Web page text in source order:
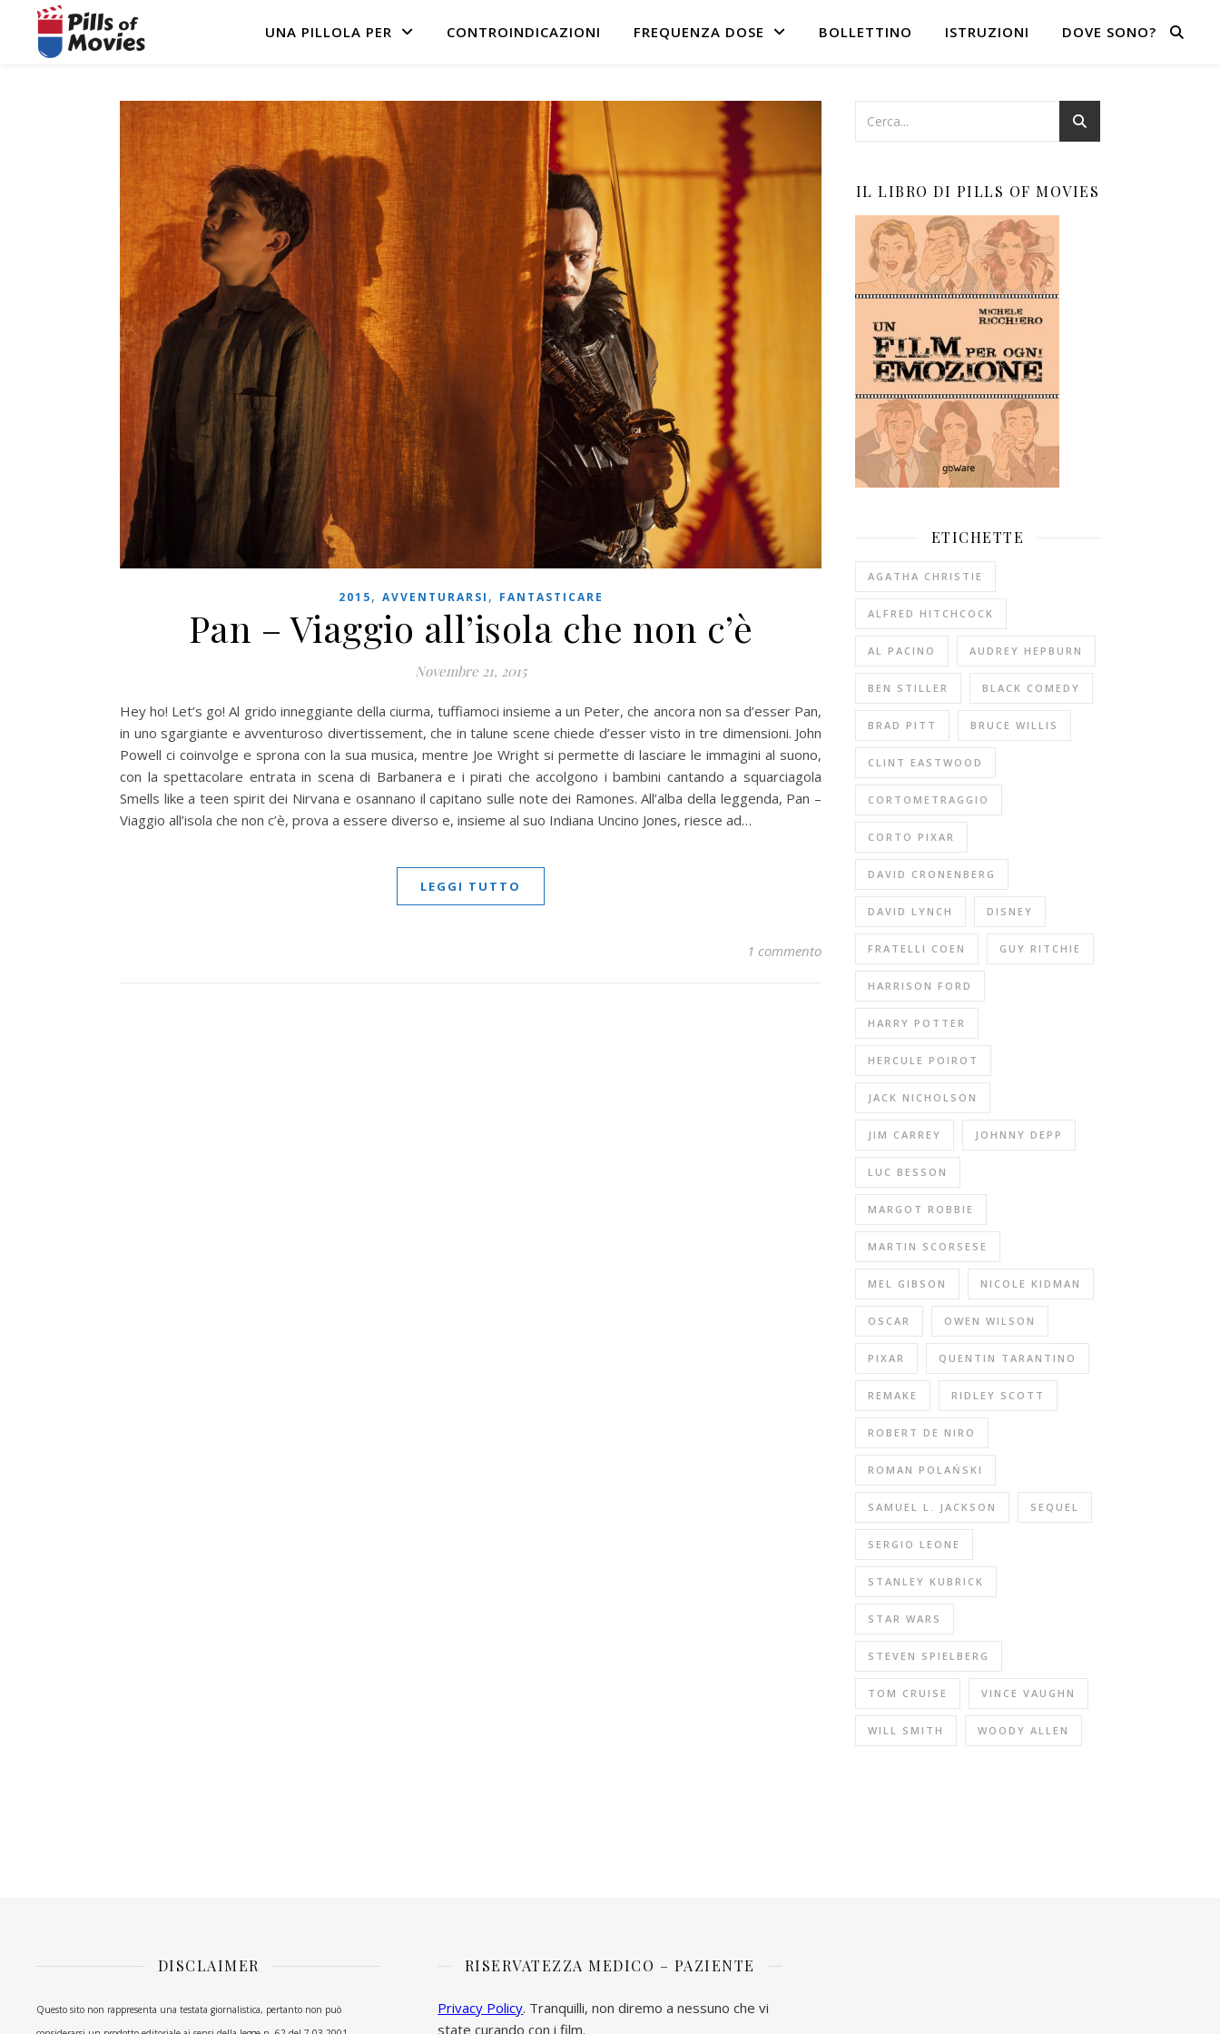
UNA PILLOLA PER CONTROINDICAZIONI FREQUENZA DOSE BOLLETTINO ISTRUZIONI DOVE SONO?
2015, AVVENTURARSI , FANTASTICARE
Pan – Viaggio all’isola che non c’è
Novembre 21, 2015
Hey ho! Let’s go! Al grido inneggiante della ciurma, tuffiamoci insieme a un Peter, che ancora non sa d’esser Pan,
in uno sgargiante e avventuroso divertissement, che in talune scene chiede d’esser visto in tre dimensioni. John
Powell ci coinvolge e sprona con la sua musica, mentre Joe Wright si permette di lasciare le immagini al suono,
con la spettacolare entrata in scena di Barbanera e i pirati che accolgono i bambini cantando a squarciagola
Smells like a teen spirit dei Nirvana e osannano il capitano sulle note dei Ramones. All’alba della leggenda, Pan –
Viaggio all’isola che non c’è, prova a essere diverso e, insieme al suo Indiana Uncino Jones, riesce ad…
LEGGI TUTTO
1 commento
IL LIBRO DI PILLS OF MOVIES
ETICHETTE
AGATHA CHRISTIE
ALFRED HITCHCOCK
AL PACINO AUDREY HEPBURN
BEN STILLER BLACK COMEDY
BRAD PITT BRUCE WILLIS
CLINT EASTWOOD
CORTOMETRAGGIO
CORTO PIXAR
DAVID CRONENBERG
DAVID LYNCH DISNEY
FRATELLI COEN GUY RITCHIE
HARRISON FORD
HARRY POTTER
HERCULE POIROT
JACK NICHOLSON
JIM CARREY JOHNNY DEPP
LUC BESSON
MARGOT ROBBIE
MARTIN SCORSESE
MEL GIBSON NICOLE KIDMAN
OSCAR OWEN WILSON
PIXAR QUENTIN TARANTINO
REMAKE RIDLEY SCOTT
ROBERT DE NIRO
ROMAN POLAŃSKI
SAMUEL L. JACKSON SEQUEL
SERGIO LEONE
STANLEY KUBRICK
STAR WARS
STEVEN SPIELBERG
TOM CRUISE VINCE VAUGHN
WILL SMITH WOODY ALLEN
DISCLAIMER
Questo sito non rappresenta una testata giornalistica, pertanto non può
RISERVATEZZA MEDICO – PAZIENTE
Privacy Policy. Tranquilli, non diremo a nessuno che vi
state curando con i film.